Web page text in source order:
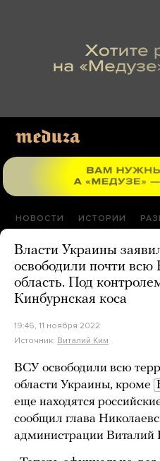
НОВОСТИ ИСТОРИИ
Власти Украины
освободили почти всю
область. Под
Кинбурнская коса
19:46, 11 ноября 2022
Источник: Виталий Ким
ВСУ освободили всю
области Украины, кроме
еще находятся
сообщил глава
администрации Виталий